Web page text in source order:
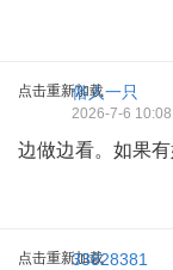
点击重新加载俗人一只
2026-7-6
边做边看。如果
点击重新加载33828381